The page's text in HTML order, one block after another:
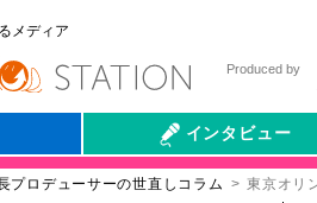
メディア
Produced by
インタビュー
会社伝
プロデューサーの世直しコラム 東京オリ